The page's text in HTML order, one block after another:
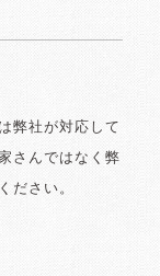
弊社が対応して
さんではなく弊
ださい。